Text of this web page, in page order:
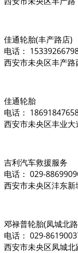
佳通轮胎(丰产路店)
电话：
西安市未央区丰产
佳通轮胎
电话：
西安市未央区丰业
吉利汽车救援服务
电话： 029-
西安市未央区沣东
邓禄普轮胎(凤城北
电话： 029-
西安市未央区凤城